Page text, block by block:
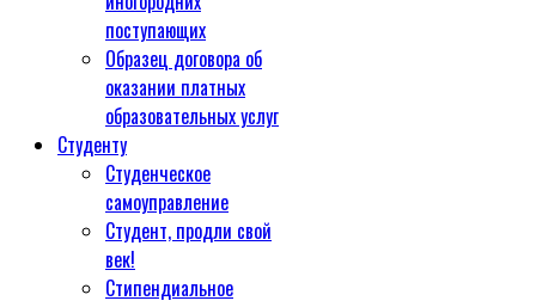
поступающих
Образец договора об
оказании платных
образовательных услуг
Студенту
Студенческое
самоуправление
Студент, продли свой
век!
Стипендиальное